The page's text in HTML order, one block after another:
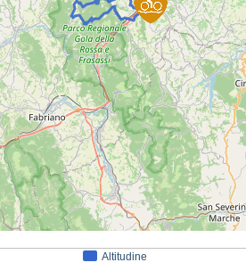
Altitudine